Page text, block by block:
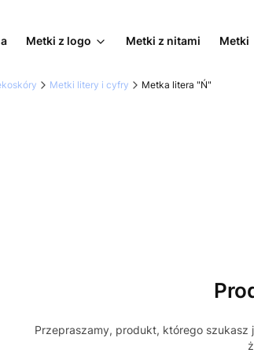
Metki z logo Metki z nitami Metki
Metki litery i cyfry Metka litera "Ń"
Przepraszamy, produkt, którego szukasz